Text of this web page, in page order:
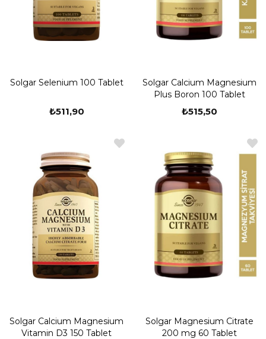
Solgar Selenium 100 Tablet
₺511,90
Solgar Calcium Magnesium
Plus Boron 100 Tablet
₺515,50
Solgar Calcium Magnesium
Vitamin D3 150 Tablet
Solgar Magnesium Citrate
200 mg 60 Tablet